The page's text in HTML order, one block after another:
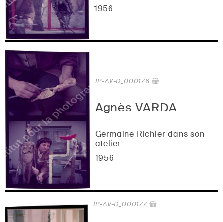
1956
Agnès VARDA
Germaine Richier dans son
atelier
1956
IP-AV-D_000176
IP-AV-D_000177